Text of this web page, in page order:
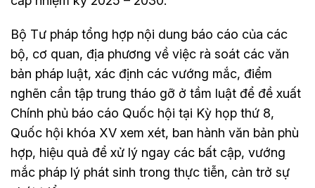
Bộ Tư pháp tổng hợp nội dung báo cáo của các
bộ, cơ quan, địa phương về việc rà soát các văn
bản pháp luật, xác định các vướng mắc, điểm
nghẽn cần tập trung tháo gỡ ở tầm luật để đề xuất
Chính phủ báo cáo Quốc hội tại Kỳ họp thứ 8,
Quốc hội khóa XV xem xét, ban hành văn bản phù
hợp, hiệu quả để xử lý ngay các bất cập, vướng
mắc pháp lý phát sinh trong thực tiễn, cản trở sự